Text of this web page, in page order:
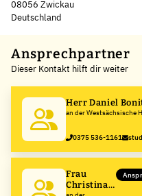
08056 Zwickau
Deutschland
+
−
Ansprechpartner
Dieser Kontakt hilft dir weiter
Herr Daniel
an der Westsächsische
0375 536-1161
Frau
Christina